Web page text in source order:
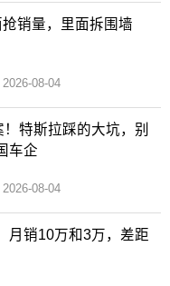
销量，里面拆围墙
2026-08-04
特斯拉踩的大坑，别
车企
2026-08-04
月销10万和3万，差距